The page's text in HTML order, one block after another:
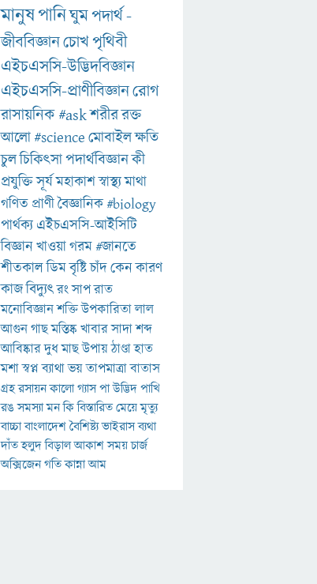
মানুষপানিঘুমপদার্থ-
জীববিজ্ঞানচোখপৃথিবী
এইচএসসি-উদ্ভিদবিজ্ঞান
এইচএসসি-প্রাণীবিজ্ঞানরোগ
রাসায়নিক#askশরীররক্ত
আলো#scienceমোবাইলক্ষতি
চুলচিকিৎসাপদার্থবিজ্ঞানকী
প্রযুক্তিসূর্যমহাকাশস্বাস্থ্যমাথা
গণিত প্রাণীবৈজ্ঞানিক#biology
পার্থক্য এইচএসসি-আইসিটি
বিজ্ঞানখাওয়াগরম#জানতে
শীতকালডিমবৃষ্টিচাঁদকেনকারণ
কাজবিদ্যুৎরংসাপরাত
মনোবিজ্ঞানশক্তিউপকারিতালাল
আগুনগাছমস্তিষ্কখাবারসাদাশব্দ
আবিষ্কারদুধমাছউপায়ঠাণ্ডাহাত
মশাস্বপ্নব্যাথাভয়তাপমাত্রাবাতাস
গ্রহরসায়নকালোগ্যাসপাউদ্ভিদপাখি
রঙসমস্যামনকিবিস্তারিতমেয়েমৃত্যু
বাচ্চাবাংলাদেশবৈশিষ্ট্যভাইরাসব্যথা
দাঁতহলুদবিড়ালআকাশসময়চার্জ
অক্সিজেনগতিকান্নাআম